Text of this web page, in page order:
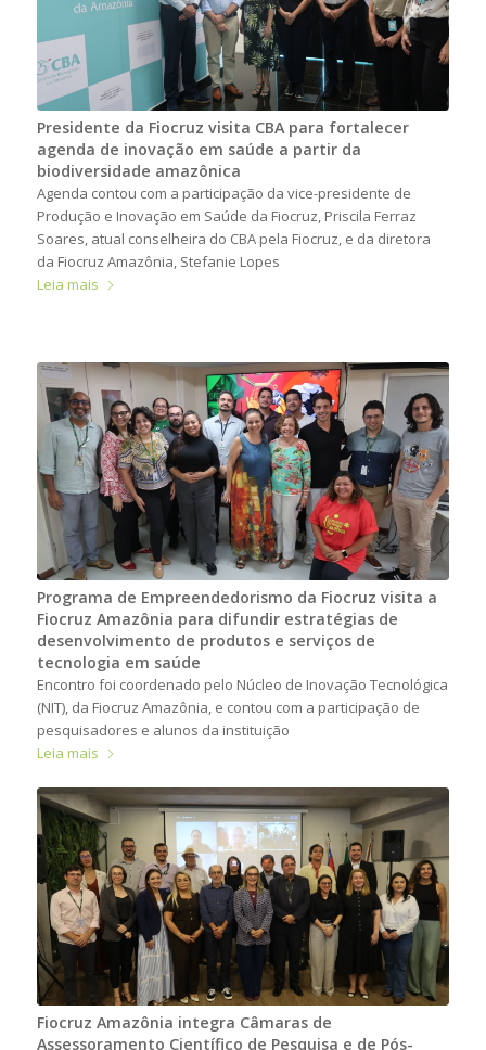
Presidente da Fiocruz visita CBA para fortalecer
agenda de inovação em saúde a partir da
biodiversidade amazônica
Agenda contou com a participação da vice-presidente de
Produção e Inovação em Saúde da Fiocruz, Priscila Ferraz
Soares, atual conselheira do CBA pela Fiocruz, e da diretora
da Fiocruz Amazônia, Stefanie Lopes
Leia mais
Programa de Empreendedorismo da Fiocruz visita a
Fiocruz Amazônia para difundir estratégias de
desenvolvimento de produtos e serviços de
tecnologia em saúde
Encontro foi coordenado pelo Núcleo de Inovação Tecnológica
(NIT), da Fiocruz Amazônia, e contou com a participação de
pesquisadores e alunos da instituição
Leia mais
Fiocruz Amazônia integra Câmaras de
Assessoramento Científico de Pesquisa e de Pós-